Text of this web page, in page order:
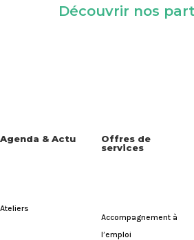
Découvrir nos
Agenda & Actu
Ateliers
Offres de
services
Accompagnement à
l’emploi